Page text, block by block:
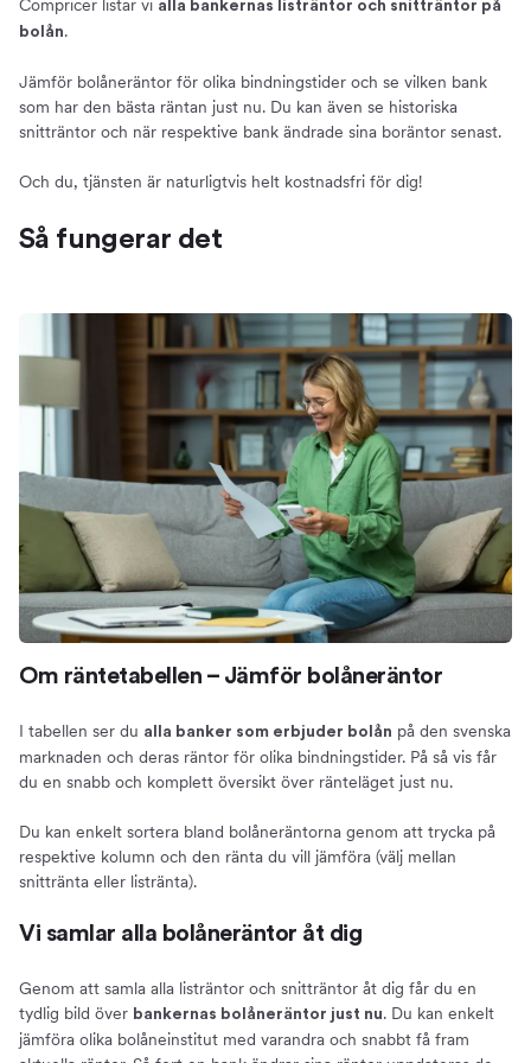
Vilken ränta kan du få?
5 tips - Så får du bästa bolåneräntan
Lägre ränta med Grönt Bolån
Effektiv ränta och månadskostnad
Prognos – Hur kommer boräntorna bli framöver?
Compricer listar vi alla bankernas listräntor och snitträntor på
bolån.
Jämför bolåneräntor för olika bindningstider och se vilken bank
som har den bästa räntan just nu. Du kan även se historiska
snitträntor och när respektive bank ändrade sina boräntor senast.
Och du, tjänsten är naturligtvis helt kostnadsfri för dig!
Så fungerar det
Om räntetabellen – Jämför bolåneräntor
I tabellen ser du alla banker som erbjuder bolån på den svenska
marknaden och deras räntor för olika bindningstider. På så vis får
du en snabb och komplett översikt över ränteläget just nu.
Du kan enkelt sortera bland bolåneräntorna genom att trycka på
respektive kolumn och den ränta du vill jämföra (välj mellan
snittränta eller listränta).
Vi samlar alla bolåneräntor åt dig
Genom att samla alla listräntor och snitträntor åt dig får du en
tydlig bild över bankernas bolåneräntor just nu. Du kan enkelt
jämföra olika bolåneinstitut med varandra och snabbt få fram